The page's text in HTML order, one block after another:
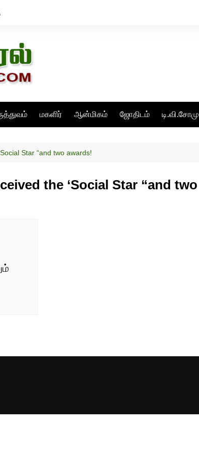
மகளிர் ஆன்மிகம் ஜோதிடம் டி.வி.சோமு
Star “and two awards!
the ‘Social Star “and two